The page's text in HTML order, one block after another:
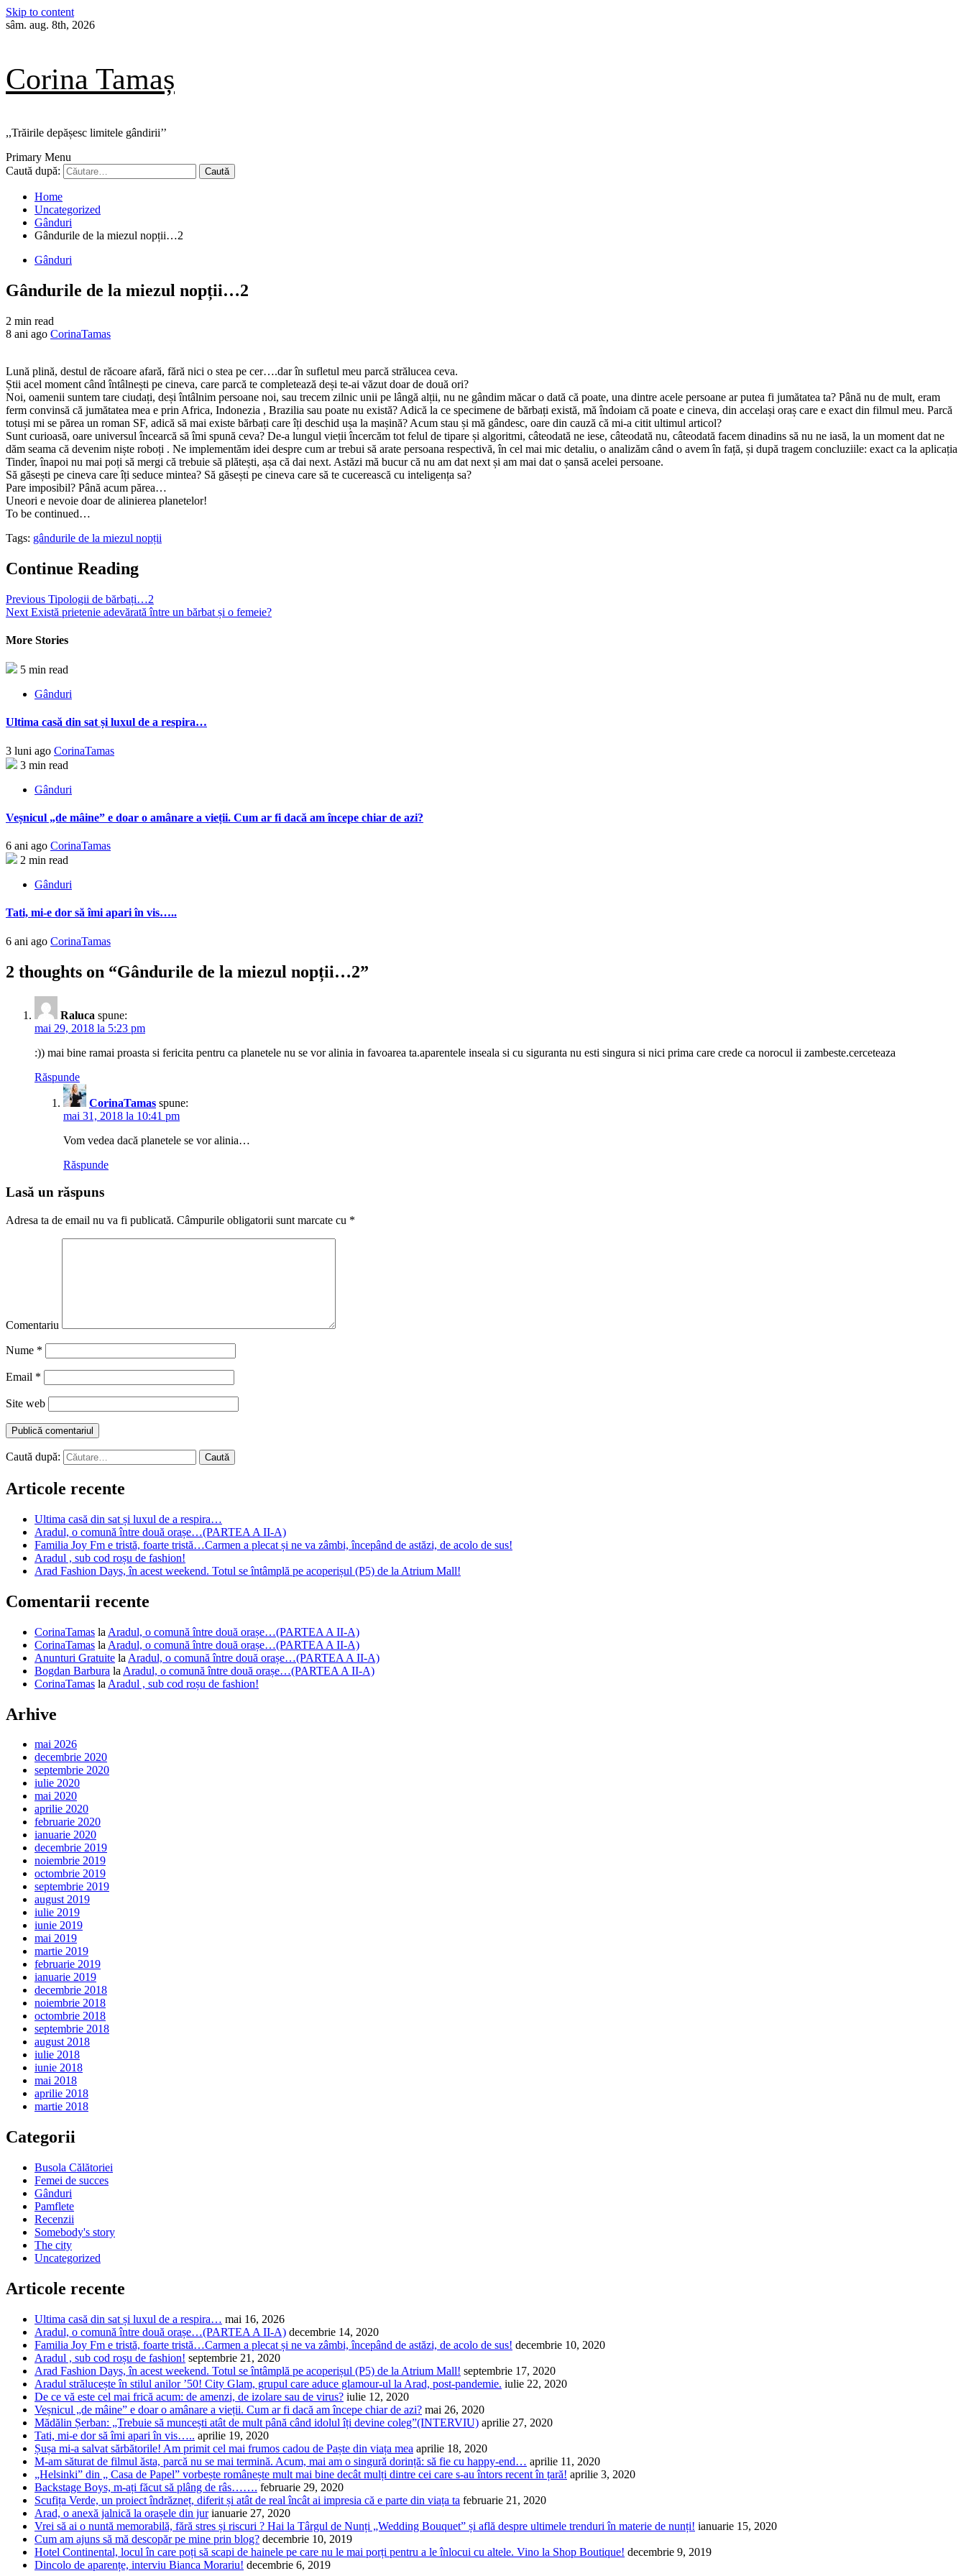
Skip to content
sâm. aug. 8th, 2026
Corina Tamaș
,,Trăirile depășesc limitele gândirii’’
Primary Menu
Caută după:
Home
Uncategorized
Gânduri
Gândurile de la miezul nopții…2
Gânduri
Gândurile de la miezul nopții…2
2 min read
8 ani ago CorinaTamas
Lună plină, destul de răcoare afară, fără nici o stea pe cer….dar în sufletul meu parcă strălucea ceva.
Știi acel moment când întâlnești pe cineva, care parcă te completează deși te-ai văzut doar de două ori?
Noi, oamenii suntem tare ciudați, deși întâlnim persoane noi, sau trecem zilnic unii pe lângă alții, nu ne gândim măcar o dată că poate, una dintre acele persoane ar putea fi jumătatea ta? Până nu de mult, eram
ferm convinsă că jumătatea mea e prin Africa, Indonezia , Brazilia sau poate nu există? Adică la ce specimene de bărbați există, mă îndoiam că poate e cineva, din accelași oraș care e exact din filmul meu. Parcă
totuși mi se părea un roman SF, adică să mai existe bărbați care îți deschid ușa la mașină? Acum stau și mă gândesc, oare din cauză că mi-a citit ultimul articol?
Sunt curioasă, oare universul încearcă să îmi spună ceva? De-a lungul vieții încercăm tot felul de tipare și algoritmi, câteodată ne iese, câteodată nu, câteodată facem dinadins să nu ne iasă, la un moment dat ne
dăm seama că devenim niște roboți . Ne implementăm idei despre cum ar trebui să arate persoana respectivă, în cel mai mic detaliu, o analizăm când o avem în față, și după tragem concluziile: exact ca la aplicația
Tinder, înapoi nu mai poți să mergi că trebuie să plătești, așa că dai next. Astăzi mă bucur că nu am dat next și am mai dat o șansă acelei persoane.
Să găsești pe cineva care îți seduce mintea? Să găsești pe cineva care să te cucerească cu inteligența sa?
Pare imposibil? Până acum părea…
Uneori e nevoie doar de alinierea planetelor!
To be continued…
Tags: gândurile de la miezul nopții
Continue Reading
Previous Tipologii de bărbați…2
Next Există prietenie adevărată între un bărbat și o femeie?
More Stories
5 min read
Gânduri
Ultima casă din sat și luxul de a respira…
3 luni ago CorinaTamas
3 min read
Gânduri
Veșnicul „de mâine” e doar o amânare a vieții. Cum ar fi dacă am începe chiar de azi?
6 ani ago CorinaTamas
2 min read
Gânduri
Tati, mi-e dor să îmi apari în vis…..
6 ani ago CorinaTamas
2 thoughts on “Gândurile de la miezul nopții…2”
Raluca spune:
mai 29, 2018 la 5:23 pm
:)) mai bine ramai proasta si fericita pentru ca planetele nu se vor alinia in favoarea ta.aparentele inseala si cu siguranta nu esti singura si nici prima care crede ca norocul ii zambeste.cerceteaza
Răspunde
CorinaTamas spune:
mai 31, 2018 la 10:41 pm
Vom vedea dacă planetele se vor alinia…
Răspunde
Lasă un răspuns
Adresa ta de email nu va fi publicată. Câmpurile obligatorii sunt marcate cu *
Comentariu
Nume *
Email *
Site web
Caută după:
Articole recente
Ultima casă din sat și luxul de a respira…
Aradul, o comună între două orașe…(PARTEA A II-A)
Familia Joy Fm e tristă, foarte tristă…Carmen a plecat și ne va zâmbi, începând de astăzi, de acolo de sus!
Aradul , sub cod roșu de fashion!
Arad Fashion Days, în acest weekend. Totul se întâmplă pe acoperișul (P5) de la Atrium Mall!
Comentarii recente
CorinaTamas la Aradul, o comună între două orașe…(PARTEA A II-A)
CorinaTamas la Aradul, o comună între două orașe…(PARTEA A II-A)
Anunturi Gratuite la Aradul, o comună între două orașe…(PARTEA A II-A)
Bogdan Barbura la Aradul, o comună între două orașe…(PARTEA A II-A)
CorinaTamas la Aradul , sub cod roșu de fashion!
Arhive
mai 2026
decembrie 2020
septembrie 2020
iulie 2020
mai 2020
aprilie 2020
februarie 2020
ianuarie 2020
decembrie 2019
noiembrie 2019
octombrie 2019
septembrie 2019
august 2019
iulie 2019
iunie 2019
mai 2019
martie 2019
februarie 2019
ianuarie 2019
decembrie 2018
noiembrie 2018
octombrie 2018
septembrie 2018
august 2018
iulie 2018
iunie 2018
mai 2018
aprilie 2018
martie 2018
Categorii
Busola Călătoriei
Femei de succes
Gânduri
Pamflete
Recenzii
Somebody's story
The city
Uncategorized
Articole recente
Ultima casă din sat și luxul de a respira… mai 16, 2026
Aradul, o comună între două orașe…(PARTEA A II-A) decembrie 14, 2020
Familia Joy Fm e tristă, foarte tristă…Carmen a plecat și ne va zâmbi, începând de astăzi, de acolo de sus! decembrie 10, 2020
Aradul , sub cod roșu de fashion! septembrie 21, 2020
Arad Fashion Days, în acest weekend. Totul se întâmplă pe acoperișul (P5) de la Atrium Mall! septembrie 17, 2020
Aradul strălucește în stilul anilor ’50! City Glam, grupul care aduce glamour-ul la Arad, post-pandemie. iulie 22, 2020
De ce vă este cel mai frică acum: de amenzi, de izolare sau de virus? iulie 12, 2020
Veșnicul „de mâine” e doar o amânare a vieții. Cum ar fi dacă am începe chiar de azi? mai 26, 2020
Mădălin Șerban: „Trebuie să muncești atât de mult până când idolul îți devine coleg”(INTERVIU) aprilie 27, 2020
Tati, mi-e dor să îmi apari în vis….. aprilie 19, 2020
Șușa mi-a salvat sărbătorile! Am primit cel mai frumos cadou de Paște din viața mea aprilie 18, 2020
M-am săturat de filmul ăsta, parcă nu se mai termină. Acum, mai am o singură dorință: să fie cu happy-end… aprilie 11, 2020
„Helsinki” din „ Casa de Papel” vorbește românește mult mai bine decât mulți dintre cei care s-au întors recent în țară! aprilie 3, 2020
Backstage Boys, m-ați făcut să plâng de râs……. februarie 29, 2020
Scufița Verde, un proiect îndrăzneț, diferit și atât de real încât ai impresia că e parte din viața ta februarie 21, 2020
Arad, o anexă jalnică la orașele din jur ianuarie 27, 2020
Vrei să ai o nuntă memorabilă, fără stres și riscuri ? Hai la Târgul de Nunți „Wedding Bouquet” și află despre ultimele trenduri în materie de nunți! ianuarie 15, 2020
Cum am ajuns să mă descopăr pe mine prin blog? decembrie 10, 2019
Hotel Continental, locul în care poți să scapi de hainele pe care nu le mai porți pentru a le înlocui cu altele. Vino la Shop Boutique! decembrie 9, 2019
Dincolo de aparențe, interviu Bianca Morariu! decembrie 6, 2019